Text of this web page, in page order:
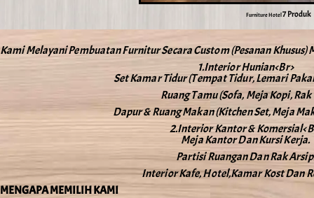
Furniture Hotel7 Produk
Kami Melayani Pembuatan Furnitur Secara Custom (pesanan Khusus)
1.Interior Hunian<br>
Set Kamar Tidur (Tempat Tidur, Lemari
Ruang Tamu (Sofa, Meja Kopi, Rak
Dapur & Ruang Makan (Kitchen Set, Meja
2.Interior Kantor &
Meja Kantor Dan Kursi Kerja.
Partisi Ruangan Dan Rak
Interior Kafe, Hotel,kamar Kost Dan
MENGAPA MEMILIH KAMI